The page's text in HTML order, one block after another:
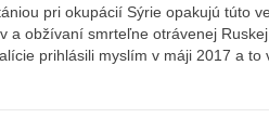
pri okupácií Sýrie opakujú túto
a obžívaní smrteľne otrávenej
prihlásili myslím v máji 2017 a